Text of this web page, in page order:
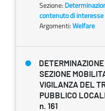
Sezione:
contenuto di
Argomenti:Welfare
SEZIONE
VIGILANZA DEL
PUBBLICO
n. 161